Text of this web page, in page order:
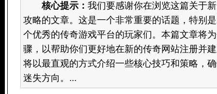
核心提示： 我们要感谢你在浏览这篇关于
攻略的文章。这是一个非常重要的话题，特别
个优秀的传奇游戏平台的玩家们。本篇文章将
骤，以帮助你们更好地在新的传奇网站注册并
将以最直观的方式介绍一些核心技巧和策略，
迷失方向。...